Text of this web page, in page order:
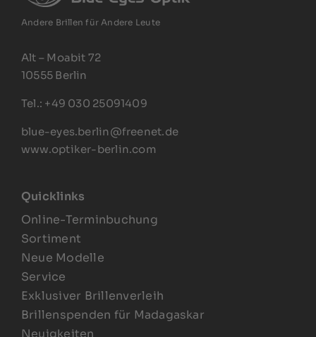
Andere Brillen für Andere Leute
Alt – Moabit 72
10555 Berlin
Tel.: +49 030 25091409
blue-eyes.berlin@freenet.de
www.optiker-berlin.com
Quicklinks
Online-Terminbuchung
Sortiment
Neue Modelle
Service
Exklusiver Brillenverleih
Brillenspenden für Madagaskar